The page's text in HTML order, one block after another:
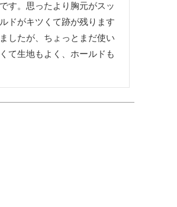
す。思ったより胸元がスッ
ドがキツくて跡が残ります
したが、ちょっとまだ使い
て生地もよく、ホールドも